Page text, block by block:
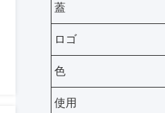
蓋
ロゴ
色
使用